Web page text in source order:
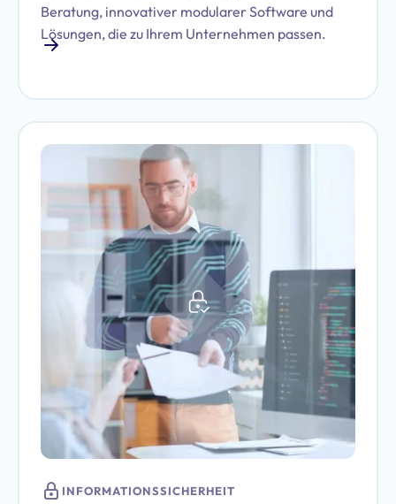
Beratung, innovativer modularer Software und
Lösungen, die zu Ihrem Unternehmen passen.
INFORMATIONSSICHERHEIT